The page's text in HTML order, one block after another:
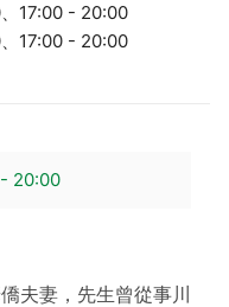
17:00 - 20:00
17:00 - 20:00
20:00
夫妻，先生曾從事川